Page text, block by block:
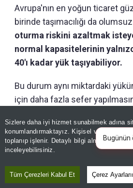
Sizlere daha iyi hizmet sunabilmek adına
konumlandırmaktayız. Kişisel verileriniz,
toplanıp işlenir. Detaylı bilgi almak için
inceleyebilirsiniz.
Tüm Çerezleri Kabul Et Çerez
Avrupa'nın en yoğun ticaret
birinde taşımacılığı da
oturma riskini azaltmak
normal kapasitelerinin
40'ı kadar yük taşıyabiliyor.
Bu durum aynı miktardaki
için daha fazla sefer
yükseltirken, sanayi
ürün sevkiyatlarında
neden oluyor.
Bugünün
ve